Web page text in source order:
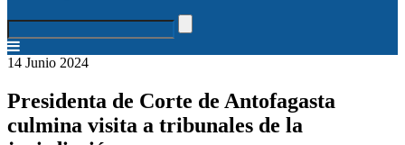
14 Junio 2024
Presidenta de Corte de Antofagasta
culmina visita a tribunales de la